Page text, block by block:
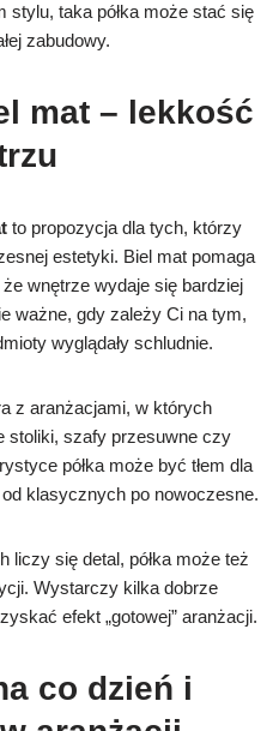
stylu, taka półka może stać się
zabudowy.
mat – lekkość
to propozycja dla tych, którzy
estetyki. Biel mat pomaga
wnętrze wydaje się bardziej
ważne, gdy zależy Ci na tym,
wyglądały schludnie.
z aranżacjami, w których
stoliki, szafy przesuwne czy
półka może być tłem dla
klasycznych po nowoczesne.
liczy się detal, półka może też
Wystarczy kilka dobrze
efekt „gotowej” aranżacji.
co dzień i